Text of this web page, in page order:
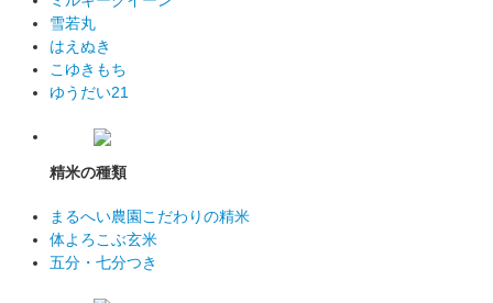
雪若丸
はえぬき
こゆきもち
ゆうだい21
精米の種類
まるへい農園こだわりの精米
体よろこぶ玄米
五分・七分つき